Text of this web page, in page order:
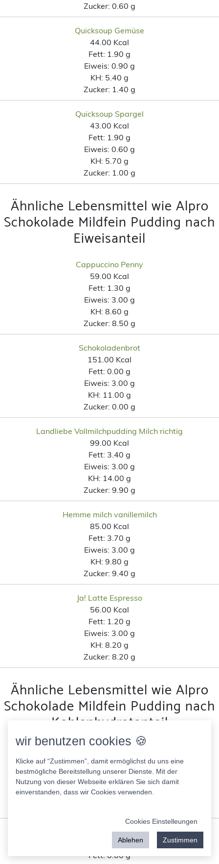
Zucker: 0.60 g
Quicksoup Gemüse
44.00 Kcal
Fett: 1.90 g
Eiweis: 0.90 g
KH: 5.40 g
Zucker: 1.40 g
Quicksoup Spargel
43.00 Kcal
Fett: 1.90 g
Eiweis: 0.60 g
KH: 5.70 g
Zucker: 1.00 g
Ähnliche Lebensmittel wie Alpro
Schokolade Mildfein Pudding nach
Eiweisanteil
Cappuccino Penny
59.00 Kcal
Fett: 1.30 g
Eiweis: 3.00 g
KH: 8.60 g
Zucker: 8.50 g
Schokoladenbrot
151.00 Kcal
Fett: 0.00 g
Eiweis: 3.00 g
KH: 11.00 g
Zucker: 0.00 g
Landliebe Vollmilchpudding Milch richtig
99.00 Kcal
Fett: 3.40 g
Eiweis: 3.00 g
KH: 14.00 g
Zucker: 9.90 g
Hemme milch vanillemilch
85.00 Kcal
Fett: 3.70 g
Eiweis: 3.00 g
KH: 9.80 g
Zucker: 9.40 g
Ja! Latte Espresso
56.00 Kcal
Fett: 1.20 g
Eiweis: 3.00 g
KH: 8.20 g
Zucker: 8.20 g
Ähnliche Lebensmittel wie Alpro
Schokolade Mildfein Pudding nach
Kohlenhydratanteil
Cappuccino Penny
59.00 Kcal
Fett:1.30 g
Eiweis:3.00 g
KH:8.60 g
Schokoladenbrot
151.00 Kcal
Fett:0.00 g
wir benutzen cookies 🍪
Klicke auf “Zustimmen”, damit ermöglichst du uns eine
bestmögliche Bereitstellung unserer Dienste. Mit der
Nutzung von dieser Webseite erklären Sie sich damit
einverstanden, dass wir Cookies verwenden.
Cookies Einstelleungen
Ablehen Zustimmen